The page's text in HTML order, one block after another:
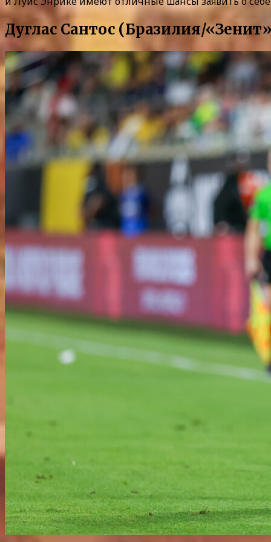
Дуглас Сантос (Бразилия/